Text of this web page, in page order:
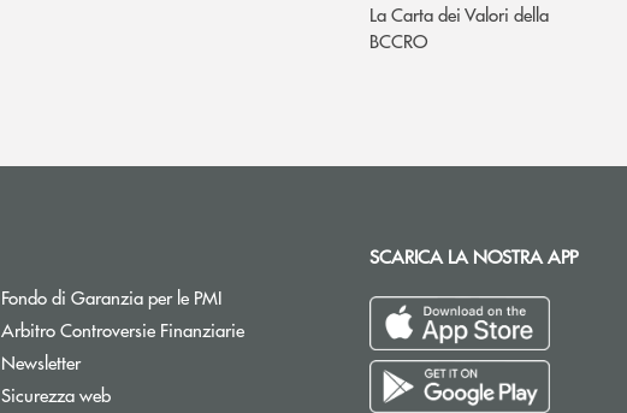
La Carta dei Valori della
BCCRO
Fondo di Garanzia per le PMIApre una nuova finestra
Arbitro Controversie FinanziarieApre una nuova finestra
NewsletterApre una nuova finestra
Sicurezza web
SCARICA LA NOSTRA APP